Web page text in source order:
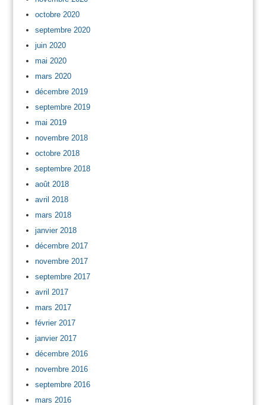
octobre 2020
septembre 2020
juin 2020
mai 2020
mars 2020
décembre 2019
septembre 2019
mai 2019
novembre 2018
octobre 2018
septembre 2018
août 2018
avril 2018
mars 2018
janvier 2018
décembre 2017
novembre 2017
septembre 2017
avril 2017
mars 2017
février 2017
janvier 2017
décembre 2016
novembre 2016
septembre 2016
mars 2016